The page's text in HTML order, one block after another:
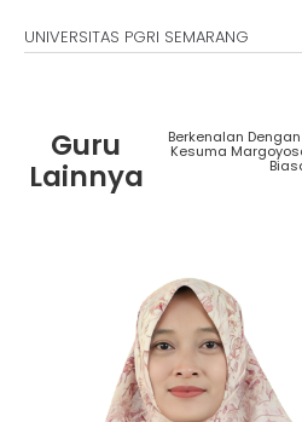
UNIVERSITAS PGRI SEMARANG
Guru
Lainnya
Berkenalan
Kesuma